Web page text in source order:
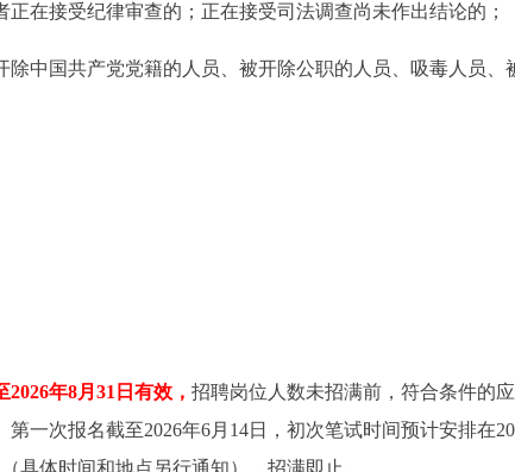
在接受纪律审查的；正在接受司法调查尚未作出结论的；
除中国共产党党籍的人员、被开除公职的人员、吸毒人员、
年8月31日有效， 招聘岗位人数未招满前，符合条件的
一次报名截至2026年6月14日，初次笔试时间预计安排在